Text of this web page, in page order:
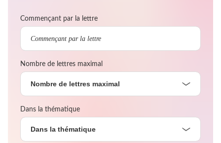
Commençant par la lettre
Nombre de lettres maximal
Nombre de lettres maximal
Dans la thématique
Dans la thématique